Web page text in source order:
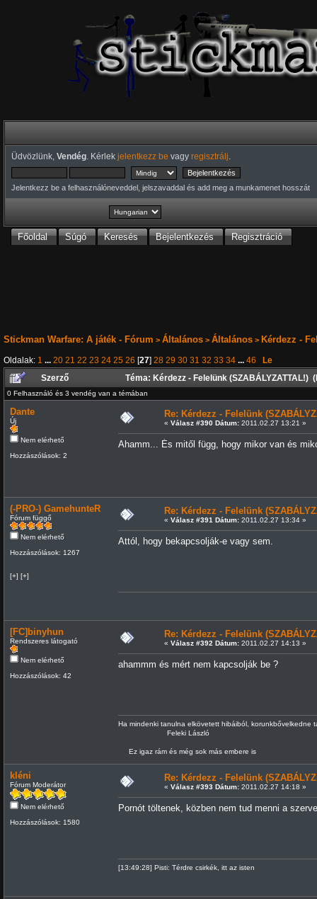
Üdvözlünk, Vendég. Kérlek jelentkezz be vagy regisztrálj
Jelentkezz be a felhasználóneveddel, jelszavaddal és add meg a munkamenet hosszát
Főoldal Súgó Keresés Bejelentkezés Regisztráció
Stickman Warfare: A játék - Fórum > Általános> Általános> Kérdezz -
Oldalak: 1 ... 20 21 22 23 24 25 26 [27] 28 29 30 31 32 33 34 ... 46
Le
Szerző
Téma: Kérdezz - Felelünk (SZABÁLYZATTAL!)
0 Felhasználó és 3 vendég van a témában
Dante
Új
Nem elérhető
Hozzászólások: 2
Re: Kérdezz - Felelünk
« Válasz #390 Dátum:2011.02.27 13:21 »
Ahamm... És mitől függ, hogy mikor van és
(-PRO-) GamehunteR
Fórum függő
Nem elérhető
Hozzászólások: 1267
[+] [+]
Re: Kérdezz - Felelünk
« Válasz #391 Dátum:2011.02.27 13:34 »
Attól, hogy bekapcsolják-e vagy sem.
[FC]binyhun
Rendszeres látogató
Nem elérhető
Hozzászólások: 42
Re: Kérdezz - Felelünk
« Válasz #392 Dátum:2011.02.27 14:13 »
ahammm és mért nem kapcsolják be ?
Ha mindenki tanulna elkövetett hibáiból, korunkbővelkedne
Feleki László
Ez igaz rám és még sok más embere is
kléni
Fórum Moderátor
Nem elérhető
Hozzászólások: 1580
Re: Kérdezz - Felelünk
« Válasz #393 Dátum:2011.02.27 14:18 »
Pornót töltenek, közben nem tud menni a
[13:49:28] Pisti: Térdre csirkék, itt az isten